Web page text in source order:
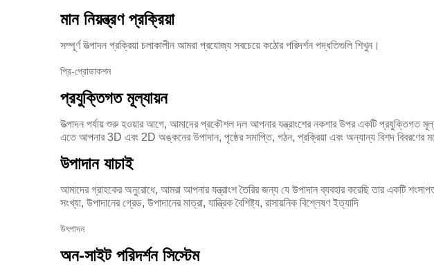
মান নিয়ন্ত্রণ প্রক্রিয়া
সম্পূর্ণ উত্পাদন প্রক্রিয়া চলাকালীন আমরা প্রযোজ্য সবচেয়ে কঠোর পরিদর্শন পদ্ধতিগুলি শিখুন।
প্রি-প্রোডাকশন
প্রযুক্তিগত মূল্যায়ন
উত্পাদন পর্যায় শুরু হওয়ার আগে, আমাদের প্রকৌশল দল আপনার যন্ত্রাংশের নকশার উপর একটি প্রযুক্তিগত
এতে আপনার 3D এবং 2D অঙ্কনের উপাদান, পৃষ্ঠের সমাপ্তি, গঠন, প্রক্রিয়া এবং অন্যান্য বিশদ বিবরণের
উপাদান যাচাই
আমাদের গ্রাহকের অনুরোধে, আমরা আপনার যন্ত্রাংশ তৈরির জন্য যে উপাদান ব্যবহার করেছি তার একটি
সংখ্যা, উপাদানের গ্রেড, উপাদানের মাত্রা, যান্ত্রিক বৈশিষ্ট্য, রাসায়নিক বিশ্লেষণ ইত্যাদি
উৎপাদন
অন-সাইট পরিদর্শন সিস্টেম